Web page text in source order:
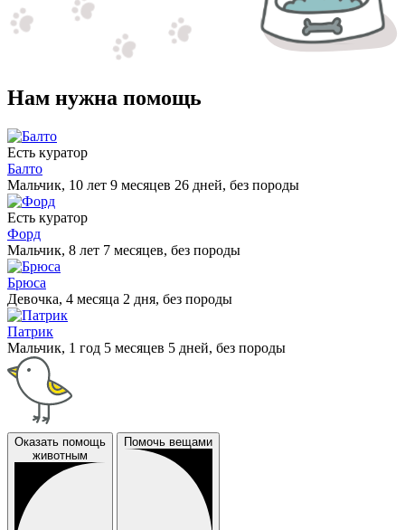
Нам нужна помощь
Есть куратор
Балто
Мальчик, 10 лет 9 месяцев 26 дней, без породы
Есть куратор
Форд
Мальчик, 8 лет 7 месяцев, без породы
Брюса
Девочка, 4 месяца 2 дня, без породы
Патрик
Мальчик, 1 год 5 месяцев 5 дней, без породы
Оказать помощь
животным
Помочь вещами